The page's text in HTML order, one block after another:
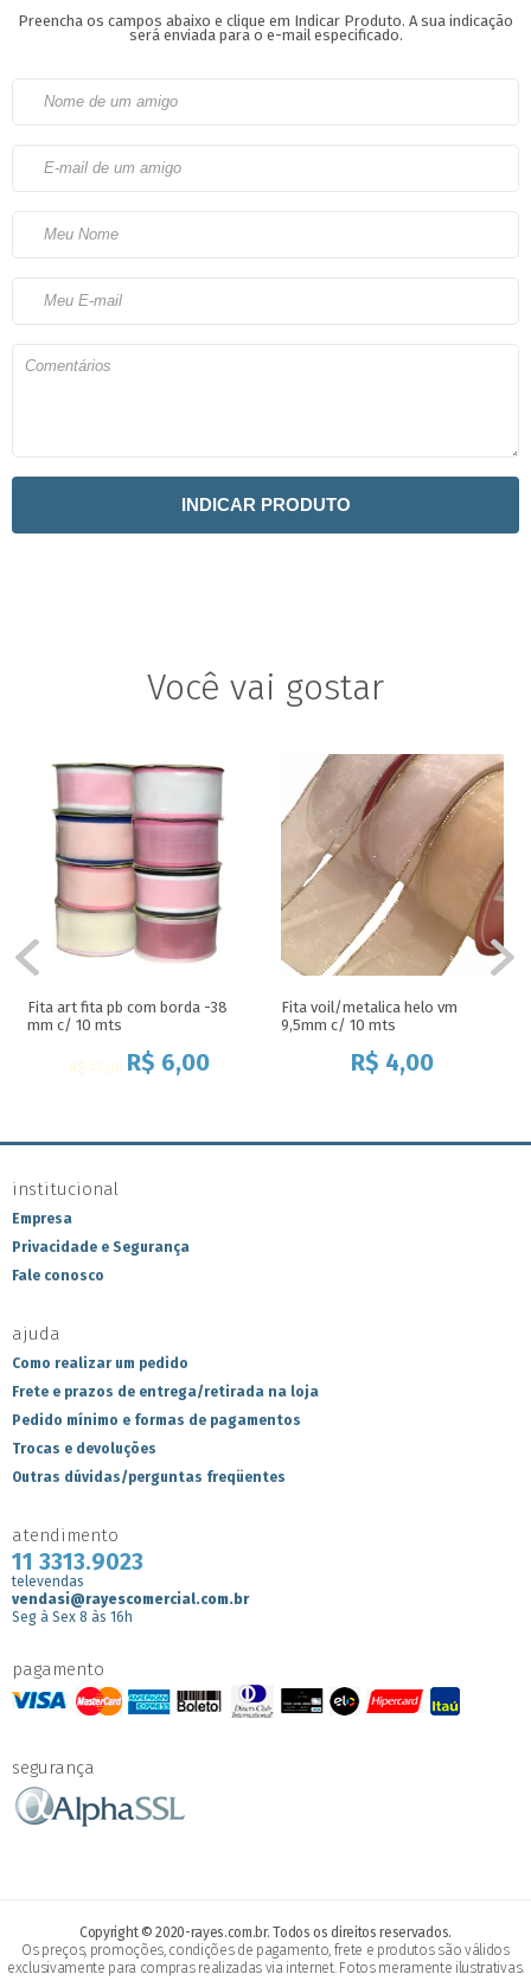
Preencha os campos abaixo e clique em Indicar Produto. A sua indicação
será enviada para o e-mail especificado.
INDICAR PRODUTO
Fita art fita pb com borda -38
mm c/ 10 mts
R$ 6,00
Fita voil/metalica helo vm
9,5mm c/ 10 mts
R$ 4,00
institucional
Empresa
Privacidade e Segurança
Fale conosco
ajuda
Como realizar um pedido
Frete e prazos de entrega/retirada na loja
Pedido mínimo e formas de pagamentos
Trocas e devoluções
Outras dúvidas/perguntas freqüentes
atendimento
11 3313.9023
televendas
vendasi@rayescomercial.com.br
Seg à Sex 8 às 16h
pagamento
segurança
Copyright © 2020-rayes.com.br. Todos os direitos reservados.
Os preços, promoções, condições de pagamento, frete e produtos são válidos
exclusivamente para compras realizadas via internet. Fotos meramente ilustrativas.